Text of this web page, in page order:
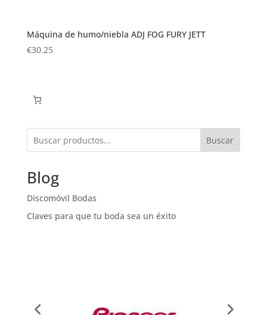
Máquina de humo/niebla ADJ FOG FURY JETT
€30.25
Buscar
Blog
Discomóvil Bodas
Claves para que tu boda sea un éxito